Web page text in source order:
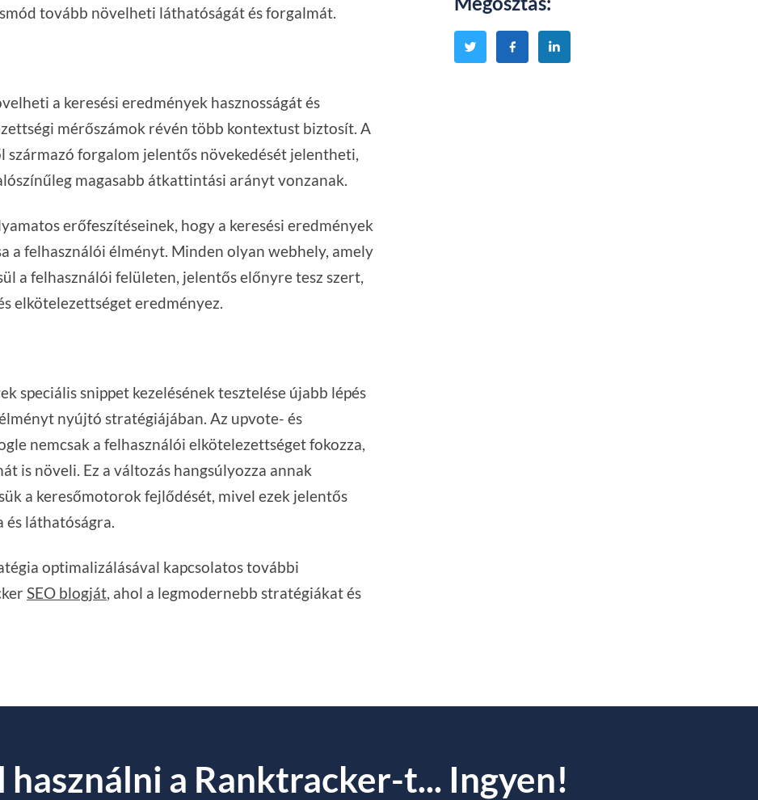
tovább növelheti láthatóságát és forgalmát.
a keresési eredmények hasznosságát és
mérőszámok révén több kontextust biztosít. A
származó forgalom jelentős növekedését jelentheti,
magasabb átkattintási arányt vonzanak.
erőfeszítéseinek, hogy a keresési eredmények
a felhasználói élményt. Minden olyan webhely, amely
a felhasználói felületen, jelentős előnyre tesz szert,
elkötelezettséget eredményez.
speciális snippet kezelésének tesztelése újabb lépés
nyújtó stratégiájában. Az upvote- és
nemcsak a felhasználói elkötelezettséget fokozza,
is növeli. Ez a változás hangsúlyozza annak
a keresőmotorok fejlődését, mivel ezek jelentős
láthatóságra.
optimalizálásával kapcsolatos további
SEO blogját , ahol a legmodernebb stratégiákat és
használni a Ranktracker-t... Ingyen!